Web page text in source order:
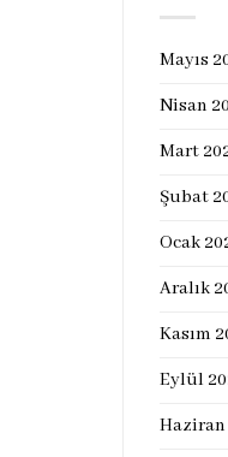
Mayıs
Nisan
Mart
Şubat
Ocak
Aralık
Kasım
Eylül
Haziran